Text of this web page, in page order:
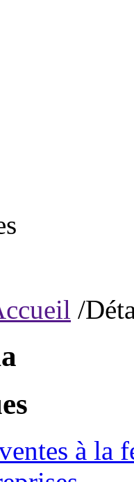
/
à la